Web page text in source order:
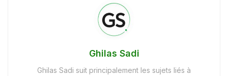
Ghilas Sadi
Ghilas Sadi suit principalement les sujets liés à